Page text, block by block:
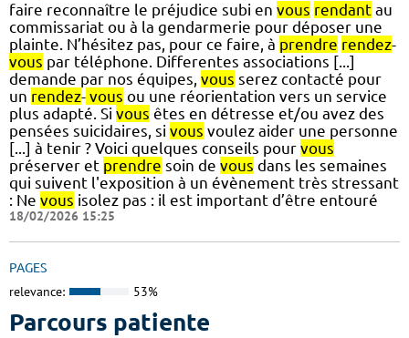
faire reconnaître le préjudice subi en vous rendant au
commissariat ou à la gendarmerie pour déposer une
plainte. N’hésitez pas, pour ce faire, à prendre rendez-
vous par téléphone. Differentes associations [...]
demande par nos équipes, vous serez contacté pour
un rendez- vous ou une réorientation vers un service
plus adapté. Si vous êtes en détresse et/ou avez des
pensées suicidaires, si vous voulez aider une personne
[...] à tenir ? Voici quelques conseils pour vous
préserver et prendre soin de vous dans les semaines
qui suivent l'exposition à un évènement très stressant
: Ne vous isolez pas : il est important d’être entouré
18/02/2026 15:25
PAGES
relevance: 53%
Parcours patiente